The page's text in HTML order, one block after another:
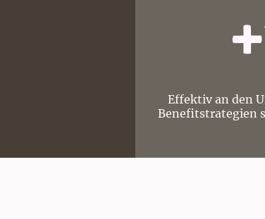
Effektiv an den
Benefitstrategien